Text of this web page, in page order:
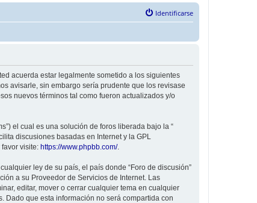
Identificarse
acuerda estar legalmente sometido a los siguientes
avisarle, sin embargo sería prudente que los revisase
nuevos términos tal como fueron actualizados y/o
el cual es una solución de foros liberada bajo la “
discusiones basadas en Internet y la GPL
visite: https://www.phpbb.com/.
ley de su país, el país donde “Foro de discusión”
a su Proveedor de Servicios de Internet. Las
editar, mover o cerrar cualquier tema en cualquier
Dado que esta información no será compartida con